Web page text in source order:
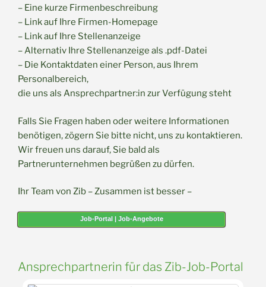
– Eine kurze Firmenbeschreibung
– Link auf Ihre Firmen-Homepage
– Link auf Ihre Stellenanzeige
– Alternativ Ihre Stellenanzeige als .pdf-Datei
– Die Kontaktdaten einer Person, aus Ihrem
Personalbereich,
die uns als Ansprechpartner:in zur Verfügung steht
Falls Sie Fragen haben oder weitere Informationen
benötigen, zögern Sie bitte nicht, uns zu kontaktieren.
Wir freuen uns darauf, Sie bald als
Partnerunternehmen begrüßen zu dürfen.
Ihr Team von Zib – Zusammen ist besser –
Job-Portal | Job-Angebote
Ansprechpartnerin für das Zib-Job-Portal